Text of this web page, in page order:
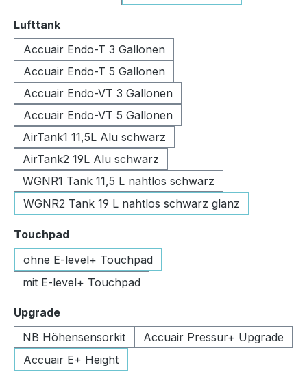
Lufttankauswählen
Accuair Endo-T 3 Gallonen
Accuair Endo-T 5 Gallonen
Accuair Endo-VT 3 Gallonen
Accuair Endo-VT 5 Gallonen
AirTank1 11,5L Alu schwarz
AirTank2 19L Alu schwarz
WGNR1 Tank 11,5 L nahtlos schwarz
WGNR2 Tank 19 L nahtlos schwarz glanz
Touchpadauswählen
ohne E-level+ Touchpad
mit E-level+ Touchpad
Upgradeauswählen
NB Höhensensorkit
Accuair Pressur+ Upgrade
Accuair E+ Height